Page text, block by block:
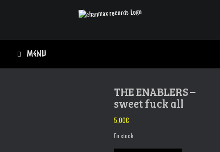
Menu
THE ENABLERS –
sweet fuck all
5,00€
En stock